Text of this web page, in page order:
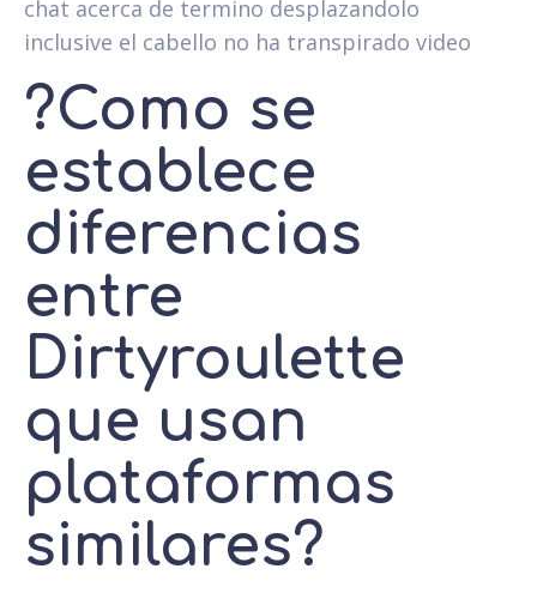
chat acerca de termino desplazandolo
inclusive el cabello no ha transpirado video
?Como se
establece
diferencias
entre
Dirtyroulette
que usan
plataformas
similares?